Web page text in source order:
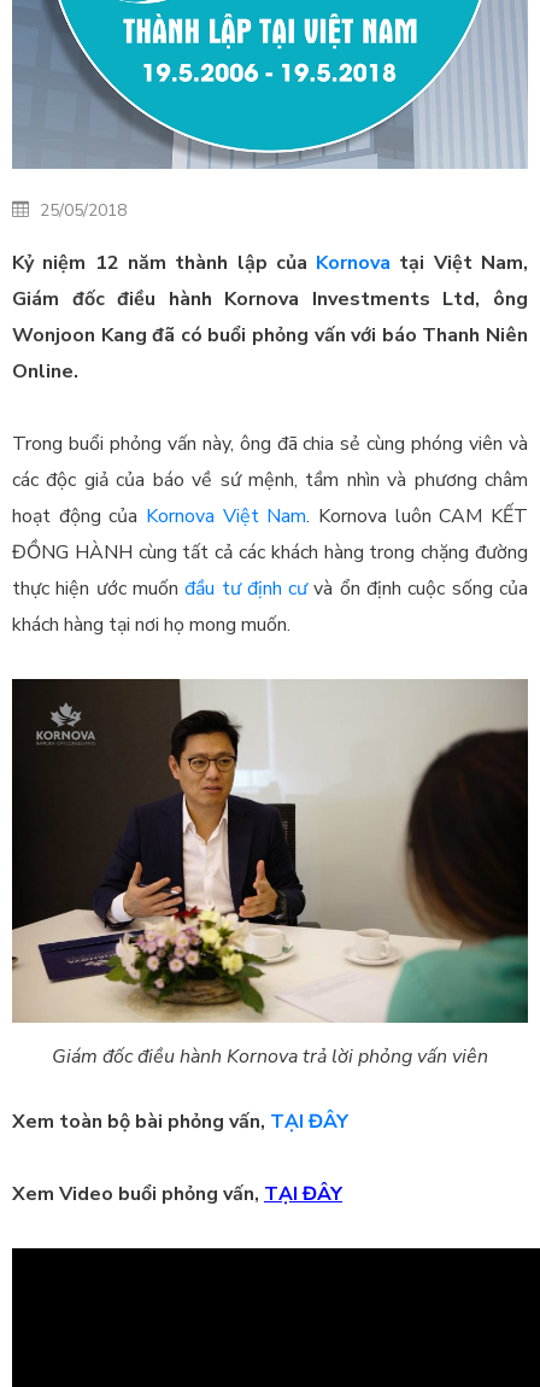
25/05/2018
Kỷ niệm 12 năm thành lập của Kornova tại Việt Nam,
Giám đốc điều hành Kornova Investments Ltd, ông
Wonjoon Kang đã có buổi phỏng vấn với báo Thanh Niên
Online.
Trong buổi phỏng vấn này, ông đã chia sẻ cùng phóng viên và
các độc giả của báo về sứ mệnh, tầm nhìn và phương châm
hoạt động của Kornova Việt Nam. Kornova luôn CAM KẾT
ĐỒNG HÀNH cùng tất cả các khách hàng trong chặng đường
thực hiện ước muốnđầu tư định cưvà ổn định cuộc sống của
khách hàng tại nơi họ mong muốn.
Giám đốc điều hành Kornova trả lời phỏng vấn viên
Xem toàn bộ bài phỏng vấn, TẠI ĐÂY
Xem Video buổi phỏng vấn, TẠI ĐÂY